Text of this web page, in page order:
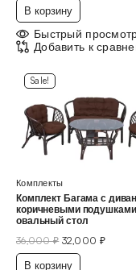
В корзину
Быстрый
Добавить к
Sale!
Комплекты
Комплект Багама с
коричневыми подушками,
овальный стол
36,000₽ 32,000 ₽
В корзину